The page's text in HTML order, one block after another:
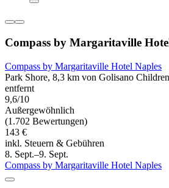
Compass by Margaritaville
Compass by Margaritaville Hotel Naples
Park Shore, 8,3 km von Golisano
entfernt
9,6/10
Außergewöhnlich
(1.702 Bewertungen)
143 €
inkl. Steuern & Gebühren
8. Sept.–9. Sept.
Compass by Margaritaville Hotel Naples